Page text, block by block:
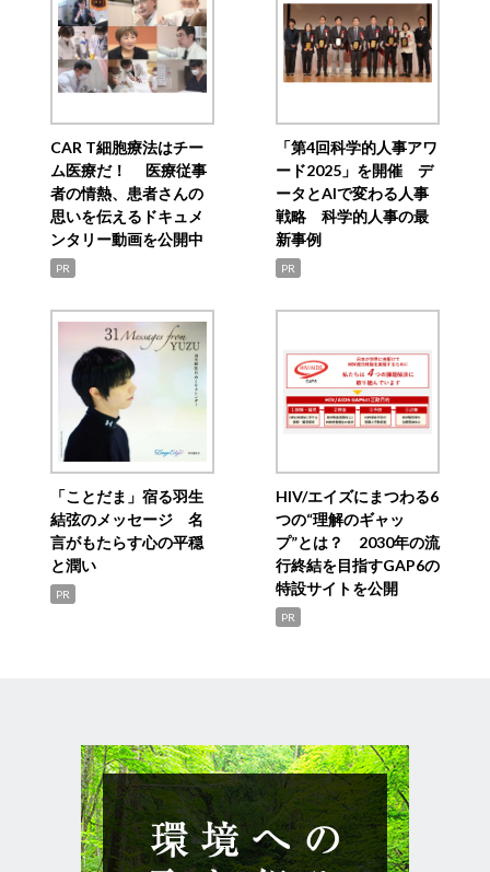
CAR T細胞療法はチー
ム医療だ！ 医療従事
者の情熱、患者さんの
思いを伝えるドキュメ
ンタリー動画を公開中
PR
「第4回科学的人事アワ
ード2025」を開催 デ
ータとAIで変わる人事
戦略 科学的人事の最
新事例
PR
「ことだま」宿る羽生
結弦のメッセージ 名
言がもたらす心の平穏
と潤い
PR
HIV/エイズにまつわる6
つの“理解のギャッ
プ”とは？ 2030年の流
行終結を目指すGAP6の
特設サイトを公開
PR